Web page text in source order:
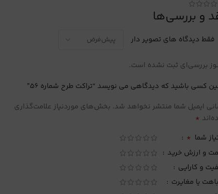
و بررسی‌ها
فقط دیدگاه های تصویر دار
بررسی‌ای ثبت نشده است.
کسی باشید که دیدگاهی می نویسد “تراکت طرح شماره 56”
ایمیل شما منتشر نخواهد شد. بخش‌های موردنیاز علامت‌گذاری
*
شما *
و ارزش خرید
و کارایی
یا مغایرت